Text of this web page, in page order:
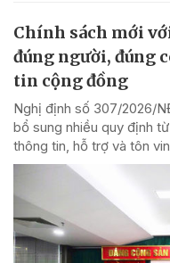
Chính sách mới
đúng người, đúng
tin cộng đồng
Nghị định số 307/2026/
bổ sung nhiều quy định
thông tin, hỗ trợ và tôn